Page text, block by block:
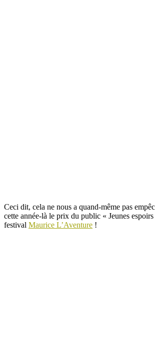
Ceci dit, cela ne nous a quand-même pas
cette année-là le prix du public « Jeunes espoirs
festival Maurice L’Aventure !